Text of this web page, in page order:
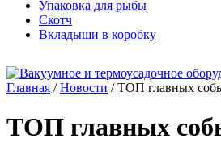
Упаковка для рыбы
Скотч
Вкладыши в коробку
Главная /Новости /ТОП главных
ТОП главных